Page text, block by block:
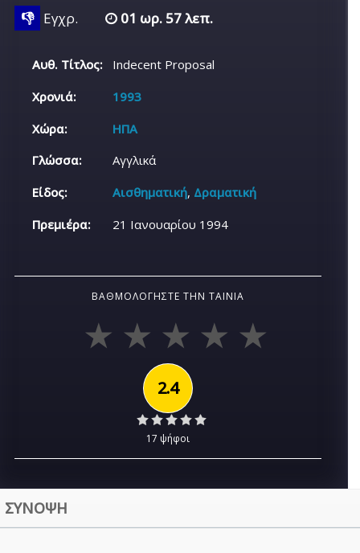
👎 Εγχρ. 01 ωρ. 57 λεπ.
Αυθ. Τίτλος:
Indecent Proposal
Χρονιά:
1993
Χώρα:
ΗΠΑ
Γλώσσα:
Αγγλικά
Είδος:
Αισθηματική, Δραματική
Πρεμιέρα:
21 Ιανουαρίου 1994
ΒΑΘΜΟΛΟΓΉΣΤΕ ΤΗΝ ΤΑΙΝΊΑ
2.4
17 ψήφοι
ΣΥΝΟΨΗ